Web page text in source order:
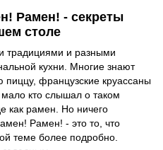
Рамен! - секреты
столе
традициями и разными
кухни. Многие знают
пиццу, французские круассаны
кто слышал о таком
как рамен. Но ничего
Рамен! - это то, что
теме более подробно.